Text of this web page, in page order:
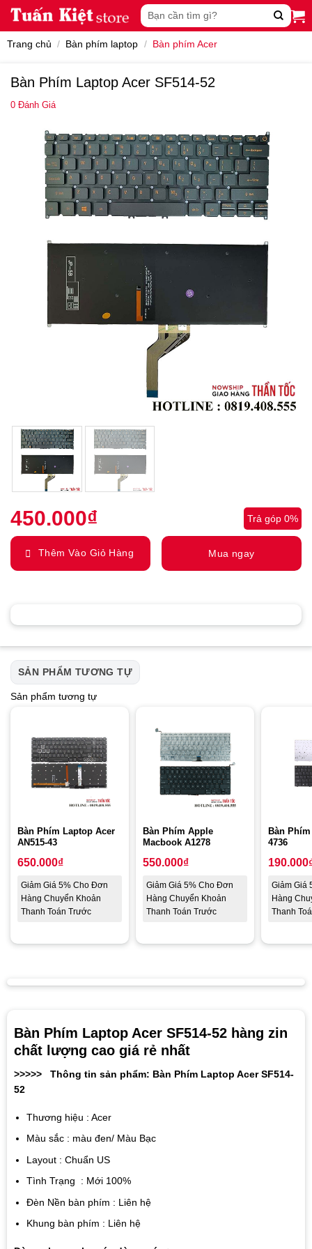
Skip
Tìm
kiếm:
Trang chủ / Bàn phím laptop / Bàn phím Acer
Bàn Phím Laptop Acer SF514-52
0 Đánh Giá
450.000₫ Trả góp 0%
Thêm Vào Giỏ Hàng Mua ngay
SẢN PHẨM TƯƠNG TỰ
Sản phẩm tương tự
Bàn Phím Laptop Acer
AN515-43
650.000₫
Giảm Giá 5% Cho Đơn
Hàng Chuyển Khoản
Thanh Toán Trước
Bàn Phím Apple
Macbook A1278
550.000₫
Giảm Giá 5% Cho Đơn
Hàng Chuyển Khoản
Thanh Toán Trước
Bàn
4736
190.000
Giảm Giá
Hàng
Thanh
Bàn Phím Laptop Acer SF514-52 hàng zin
chất lượng cao giá rẻ nhất
>>>>> Thông tin sản phẩm: Bàn Phím Laptop Acer SF514-
52
Thương hiệu : Acer
Màu sắc : màu đen/ Màu Bạc
Layout : Chuẩn US
Tình Trạng : Mới 100%
Đèn Nền bàn phím : Liên hệ
Khung bàn phím : Liên hệ